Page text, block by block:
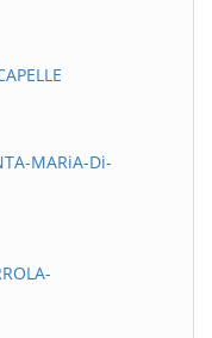
MARiA-Di-